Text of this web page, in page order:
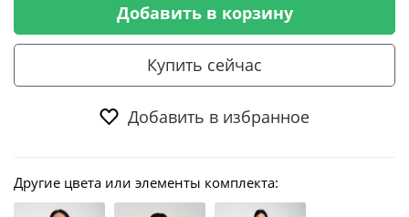
Добавить в корзину
Купить сейчас
Добавить в избранное
Другие цвета или элементы комплекта: